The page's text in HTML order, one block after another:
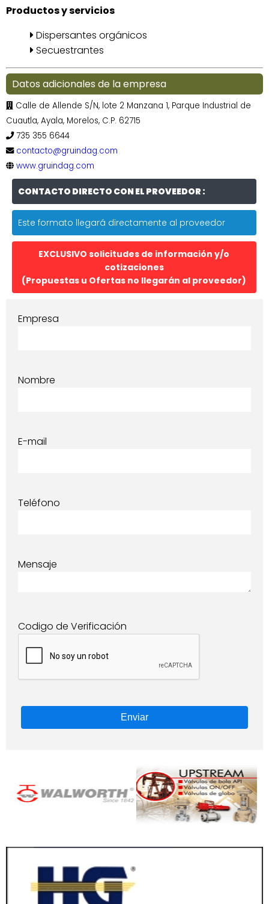
Productos y servicios
Dispersantes orgánicos
Secuestrantes
Datos adicionales de la empresa
Calle de Allende S/N, lote 2 Manzana 1, Parque Industrial de
Cuautla, Ayala, Morelos, C.P. 62715
735 355 6644
contacto@gruindag.com
www.gruindag.com
CONTACTO DIRECTO CON EL PROVEEDOR :
Este formato llegará directamente al proveedor
EXCLUSIVO solicitudes de información y/o
cotizaciones
(Propuestas u Ofertas no llegarán al proveedor)
Empresa
Nombre
E-mail
Teléfono
Mensaje
Codigo de Verificación
Enviar